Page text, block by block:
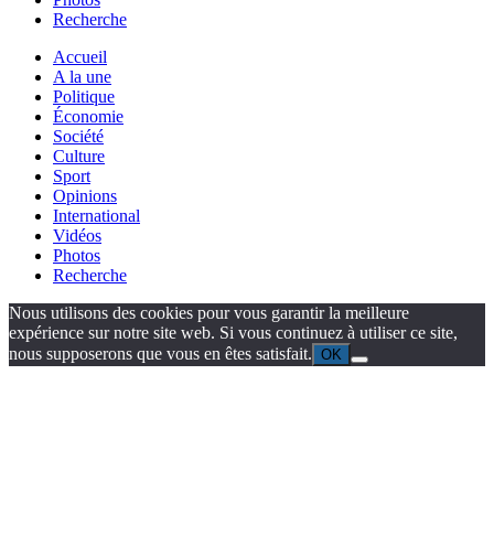
Recherche
Accueil
A la une
Politique
Économie
Société
Culture
Sport
Opinions
International
Vidéos
Photos
Recherche
Nous utilisons des cookies pour vous garantir la meilleure
expérience sur notre site web. Si vous continuez à utiliser ce site,
nous supposerons que vous en êtes satisfait. OK